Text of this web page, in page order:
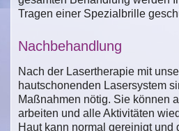
Tragen einer Spezialbrille
Nachbehandlung
Nach der Lasertherapie mit
hautschonenden Lasersystem
Maßnahmen nötig. Sie können
arbeiten und alle Aktivitäten
Haut kann normal gereinigt und